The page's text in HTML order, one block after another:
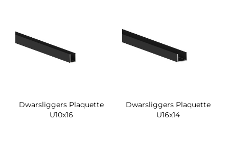
Dwarsliggers Plaquette
U10x16
Dwarsliggers Plaquette
U16x14